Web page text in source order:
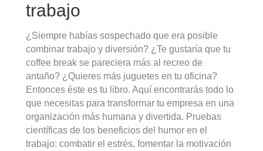
trabajo
¿Siempre habías sospechado que era posible
combinar trabajo y diversión? ¿Te gustaría que tu
coffee break se pareciera más al recreo de
antaño? ¿Quieres más juguetes en tu oficina?
Entonces éste es tu libro. Aquí encontrarás todo lo
que necesitas para transformar tu empresa en una
organización más humana y divertida. Pruebas
científicas de los beneficios del humor en el
trabajo: combatir el estrés, fomentar la motivación